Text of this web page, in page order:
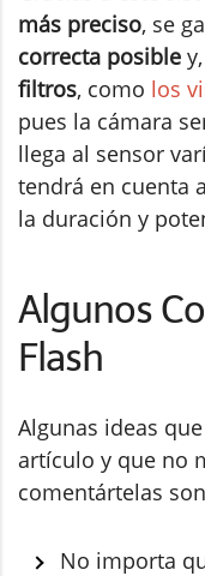
más preciso, se
correcta posible
filtros, como los
pues la cámara
llega al sensor
tendrá en cuenta
la duración y
Algunos
Flash
Algunas ideas
artículo y que no
comentártelas
No importa